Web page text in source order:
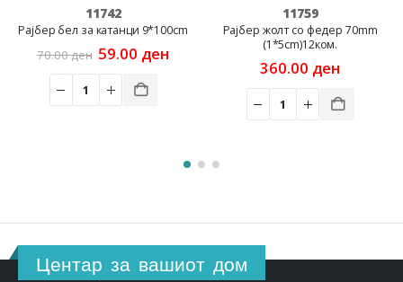
9*100cm
Current
59.00 ден.
Рајбер жолт со федер 70mm
360.00
Сурмиња бел
173.00
Центар за вашиот дом